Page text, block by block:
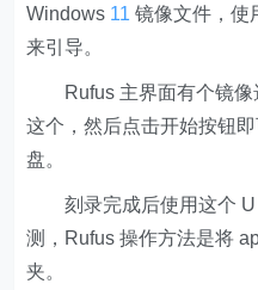
Windows 11 镜像文件，使
来引导。
Rufus 主界面有个镜像
这个，然后点击开始按钮
盘。
刻录完成后使用这个 U
测，Rufus 操作方法是将
夹。